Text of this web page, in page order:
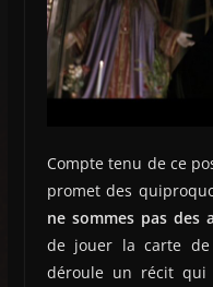
Compte tenu de ce
promet des
ne sommes pas des
de jouer la carte
déroule un récit qui